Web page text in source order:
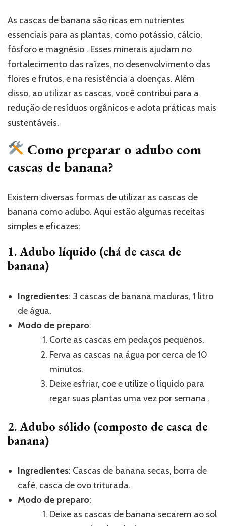
As cascas de banana são ricas em nutrientes
essenciais para as plantas, como potássio, cálcio,
fósforo e magnésio . Esses minerais ajudam no
fortalecimento das raízes, no desenvolvimento das
flores e frutos, e na resistência a doenças. Além
disso, ao utilizar as cascas, você contribui para a
redução de resíduos orgânicos e adota práticas mais
sustentáveis.
Como preparar o adubo com
cascas de banana?
Existem diversas formas de utilizar as cascas de
banana como adubo. Aqui estão algumas receitas
simples e eficazes:
1. Adubo líquido (chá de casca de
banana)
Ingredientes: 3 cascas de banana maduras, 1 litro
de água.
Modo de preparo:
Corte as cascas em pedaços pequenos.
Ferva as cascas na água por cerca de 10
minutos.
Deixe esfriar, coe e utilize o líquido para
regar suas plantas uma vez por semana .
2. Adubo sólido (composto de casca de
banana)
Ingredientes: Cascas de banana secas, borra de
café, casca de ovo triturada.
Modo de preparo:
Deixe as cascas de banana secarem ao sol